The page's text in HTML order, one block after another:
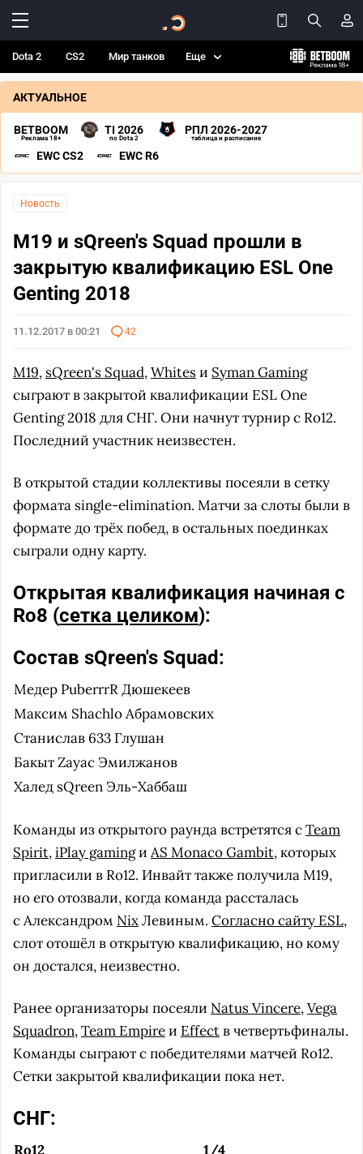
Dota 2 CS2 Мир танков Еще
АКТУАЛЬНОЕ
BETBOOM
Реклама 18+
TI 2026
по Dota 2
РПЛ 2026-2027
таблица и расписание
EWC CS2 EWC R6
Новость
M19 и sQreen's Squad прошли в
закрытую квалификацию ESL One
Genting 2018
11.12.2017 в 00:21 42
M19, sQreen's Squad,Whitesи Syman Gaming
сыграют в закрытой квалификации ESL One
Genting 2018 для СНГ. Они начнут турнир с Ro12.
Последний участник неизвестен.
В открытой стадии коллективы посеяли в сетку
формата single-elimination. Матчи за слоты были в
формате до трёх побед, в остальных поединках
сыграли одну карту.
Открытая квалификация начиная с
Ro8 (сетка целиком):
Состав sQreen's Squad:
Медер PuberrrRДюшекеев
Максим ShachloАбрамовских
Станислав 633 Глушан
БакытZayacЭмилжанов
Халед sQreenЭль-Хаббаш
Команды из открытого раунда встретятся сTeam
Spirit,iPlay gamingи AS Monaco Gambit, которых
пригласили в Ro12. Инвайт также получила M19,
но его отозвали, когда команда рассталась
с Александром NixЛевиным. Согласно сайту ESL,
слот отошёл в открытую квалификацию, но кому
он достался, неизвестно.
Ранее организаторы посеяли Natus Vincere,Vega
Squadron,Team Empireи Effectв четвертьфиналы.
Команды сыграют с победителями матчей Ro12.
Сетки закрытой квалификации пока нет.
СНГ:
Ro12
1/4